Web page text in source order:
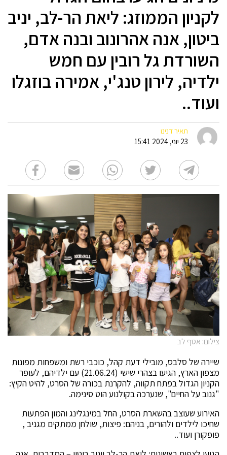
לקניון הממוזג: ליאת הר-לב, יניב
ביטון, אנה אהרונוב ובנה אדם,
השורדת גל רובין עם חמש
ילדיה, לירון טנג'י, אמירה בוזגלו
ועוד..
תאיר דנינו
23 יוני, 2024 15:41
צילום: אסף לב
שיירה של סלבס, מובילי דעת קהל, כוכבי רשת ומשפחות מפונות
מצפון הארץ, הגיעו בצהרי שישי (21.06.24) עם ילדיהם, לעופר
הקניון הגדול בפתח תקווה, להקרנת בכורה של הסרט, להיט הקיץ:
"גנוב על החיים", שנערכה בקולנוע הוט סינימה.
האירוע שעוצב בהשארת הסרט, החל במינגלינג והמון הפתעות
שחיכו לילדים ולהורים, בניהם: פיצות, שולחן ממתקים מגניב ,
פופקורן ועוד..